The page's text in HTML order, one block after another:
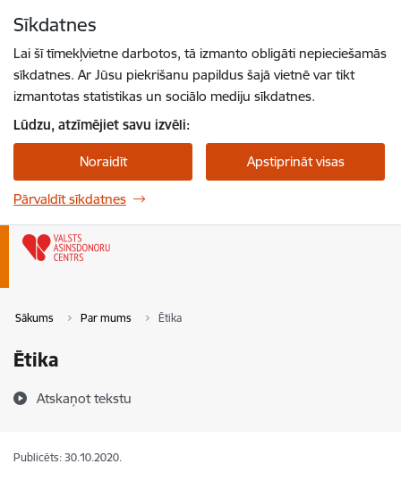
Sīkdatnes
Lai šī tīmekļvietne darbotos, tā izmanto obligāti nepieciešamās
sīkdatnes. Ar Jūsu piekrišanu papildus šajā vietnē var tikt
izmantotas statistikas un sociālo mediju sīkdatnes.
Lūdzu, atzīmējiet savu izvēli:
Noraidīt Apstiprināt visas
Pārvaldīt sīkdatnes
Sākums Par mums Ētika
Ētika
Atskaņot tekstu
Publicēts: 30.10.2020.